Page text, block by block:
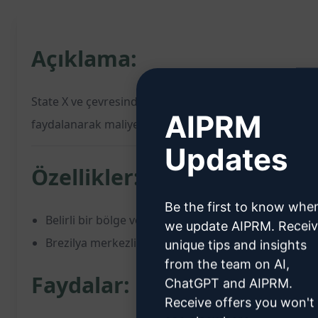
Açıklama:
State X ve çevresindeki bölge için vergi fırsatları:
faydalanarak maliyetlerini azaltmalarına olanak tanır.
Özellikler:
Belirli bir bölge ve 25 km çevresindeki vergi
Brezilya merkezli şirketlerin bu avantajlardan
Faydalar:
AIPRM
Updates
Be the first to know
we update AIPRM.
unique tips and insights
from the team on AI,
ChatGPT and AIPRM.
Receive offers you won't